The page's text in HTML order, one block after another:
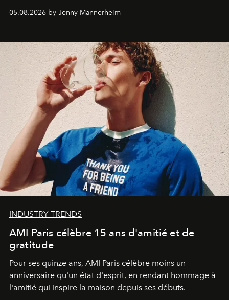
une approche aussi intuitive que personnelle :
05.08.2026 by Jenny Mannerheim
INDUSTRY TRENDS
AMI Paris célèbre 15 ans d'amitié et de
gratitude
Pour ses quinze ans, AMI Paris célèbre moins un
anniversaire qu'un état d'esprit, en rendant hommage à
l'amitié qui inspire la maison depuis ses débuts.